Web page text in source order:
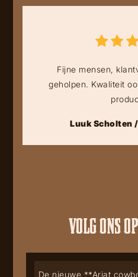
Fijne mensen,
geholpen. Kwaliteit
Luuk Scholten
VOLG ONS
De nieuwe **Ariat